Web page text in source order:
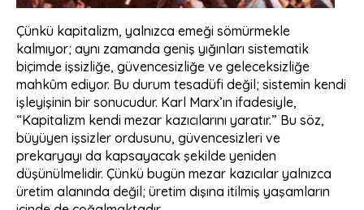
Çünkü kapitalizm, yalnızca emeği sömürmekle
kalmıyor; aynı zamanda geniş yığınları sistematik
biçimde işsizliğe, güvencesizliğe ve geleceksizliğe
mahkûm ediyor. Bu durum tesadüfi değil; sistemin kendi
işleyişinin bir sonucudur. Karl Marx’ın ifadesiyle,
“Kapitalizm kendi mezar kazıcılarını yaratır.” Bu söz,
büyüyen işsizler ordusunu, güvencesizleri ve
prekaryayı da kapsayacak şekilde yeniden
düşünülmelidir. Çünkü bugün mezar kazıcılar yalnızca
üretim alanında değil; üretim dışına itilmiş yaşamların